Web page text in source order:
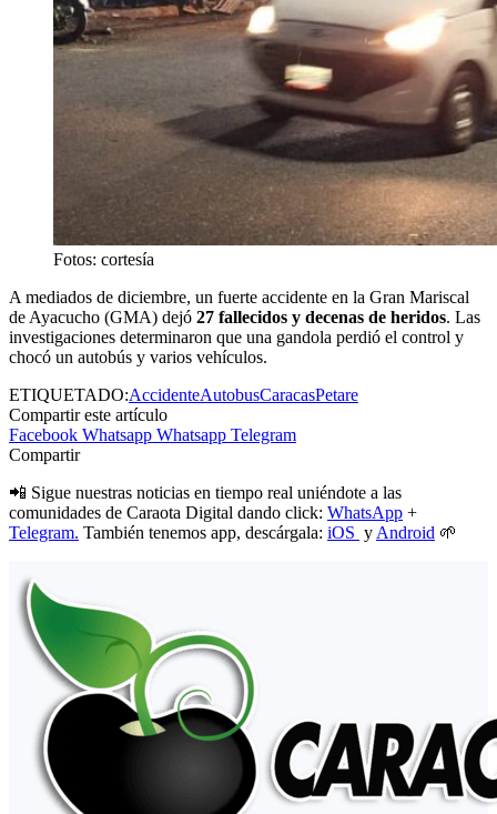
Fotos: cortesía
A mediados de diciembre, un fuerte accidente en la Gran Mariscal
de Ayacucho (GMA) dejó 27 fallecidos y decenas de heridos. Las
investigaciones determinaron que una gandola perdió el control y
chocó un autobús y varios vehículos.
ETIQUETADO:AccidenteAutobusCaracasPetare
Compartir este artículo
Facebook Whatsapp Whatsapp Telegram
Compartir
📲 Sigue nuestras noticias en tiempo real uniéndote a las
comunidades de Caraota Digital dando click: WhatsApp +
Telegram. También tenemos app, descárgala: iOS y Android 🌱